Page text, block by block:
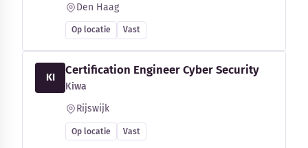
Den Haag
Op locatie Vast
KI
Certification Engineer Cyber Security
Kiwa
Rijswijk
Op locatie Vast